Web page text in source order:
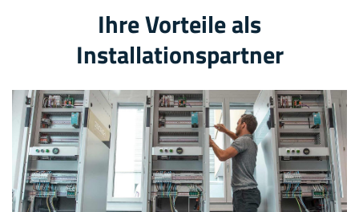
Ihre Vorteile als
Installationspartner